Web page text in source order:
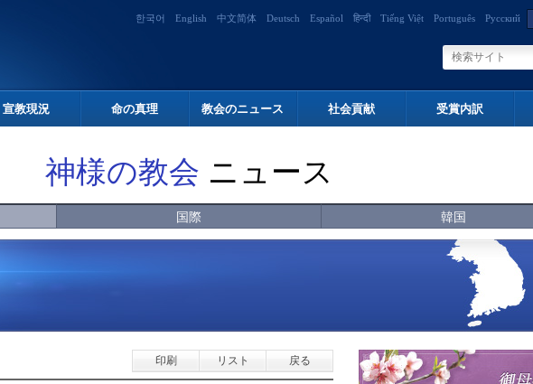
한국어 English 中文简体 Deutsch Español हिन्दी Tiếng Việt Português Русский
宣教現況 命の真理 教会のニュース 社会貢献 受賞内訳
神様の教会 ニュース
国際 韓国
印刷 リスト 戻る